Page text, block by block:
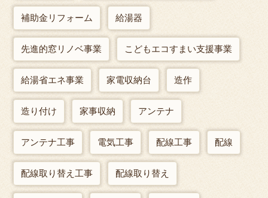
補助金リフォーム 給湯器
先進的窓リノベ事業 こどもエコすまい支援事業
給湯省エネ事業 家電収納台 造作
造り付け 家事収納 アンテナ
アンテナ工事 電気工事 配線工事 配線
配線取り替え工事 配線取り替え